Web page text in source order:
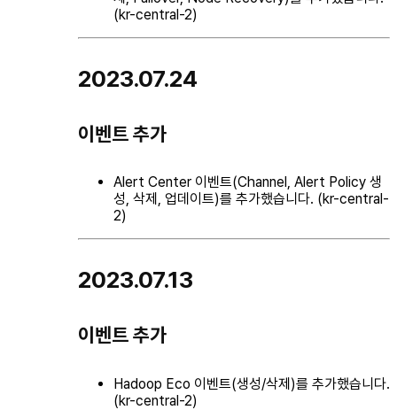
(kr-central-2)
2023.07.24
이벤트 추가
Alert Center 이벤트(Channel, Alert Policy 생
성, 삭제, 업데이트)를 추가했습니다. (kr-central-
2)
2023.07.13
이벤트 추가
Hadoop Eco 이벤트(생성/삭제)를 추가했습니다.
(kr-central-2)